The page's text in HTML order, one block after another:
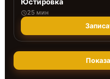
25 мин